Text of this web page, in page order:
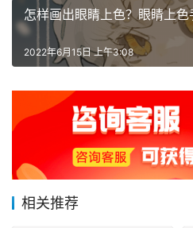
怎样画出眼睛上色？眼睛上
2022年6月15日 上午3:08
相关推荐